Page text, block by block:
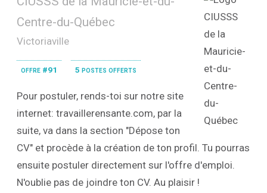
Centre-du-Québec
Victoriaville
offre #91 5 postes offerts
Pour postuler, rends-toi sur notre site
internet: travaillerensante.com, par la
suite, va dans la section "Dépose ton
CV" et procède à la création de ton profil. Tu pourras
ensuite postuler directement sur l'offre d'emploi.
N'oublie pas de joindre ton CV. Au plaisir !